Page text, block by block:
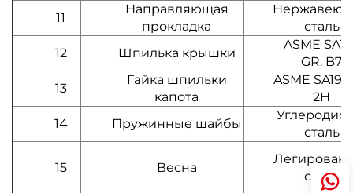
11
Направляющая
прокладка
сталь
12
Шпилька крышки
ASME
GR. B7
13
Гайка шпильки
капота
ASME
2H
14
Пружинные шайбы
сталь
15 Весна
сталь